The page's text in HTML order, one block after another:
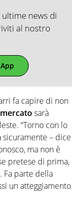
news di
al nostro
fa capire di non
mercato sarà
“Torno con lo
sicuramente – dice
ma non è
pretese di prima,
Fa parte della
un atteggiamento